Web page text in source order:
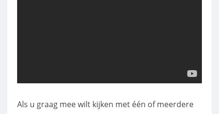
Als u graag mee wilt kijken met één of meerdere